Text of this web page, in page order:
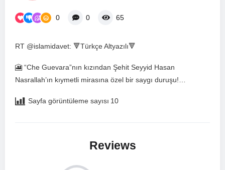
0 0 65
RT @islamidavet: 🔻Türkçe Altyazılı🔻
🎦 “Che Guevara”nın kızından Şehit Seyyid Hasan
Nasrallah’ın kıymetli mirasına özel bir saygı duruşu!…
Sayfa görüntüleme sayısı 10
Reviews